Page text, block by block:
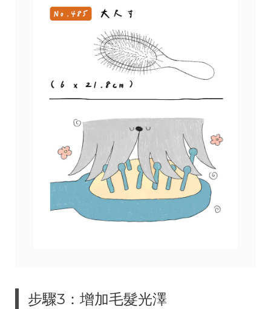
步驟3：增加毛髮光澤